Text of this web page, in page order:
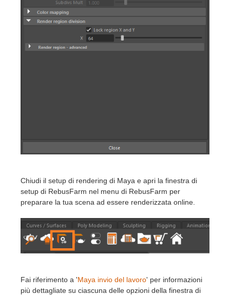
Chiudi il setup di rendering di Maya e apri la finestra di
setup di RebusFarm nel menu di RebusFarm per
preparare la tua scena ad essere renderizzata online.
Fai riferimento a 'Maya invio del lavoro' per informazioni
più dettagliate su ciascuna delle opzioni della finestra di